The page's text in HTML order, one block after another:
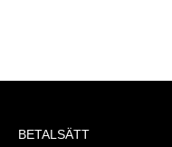
BETALSÄTT